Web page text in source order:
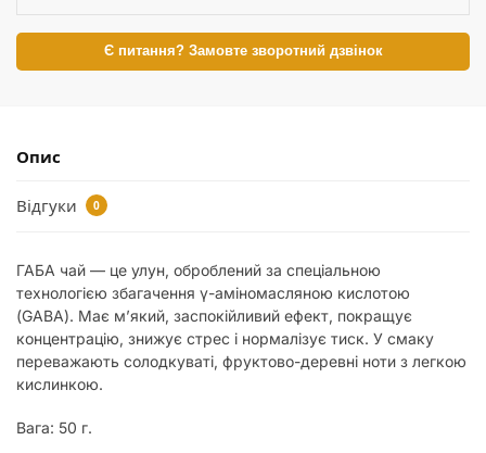
Є питання? Замовте зворотний дзвінок
Опис
Відгуки 0
ГАБА чай — це улун, оброблений за спеціальною
технологією збагачення γ-аміномасляною кислотою
(GABA). Має м’який, заспокійливий ефект, покращує
концентрацію, знижує стрес і нормалізує тиск. У смаку
переважають солодкуваті, фруктово-деревні ноти з легкою
кислинкою.
Вага: 50 г.